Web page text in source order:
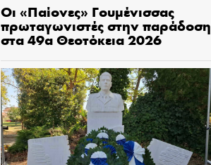
Οι «Παίονες» Γουμένισσας
πρωταγωνιστές στην παράδοση
στα 49α Θεοτόκεια 2026